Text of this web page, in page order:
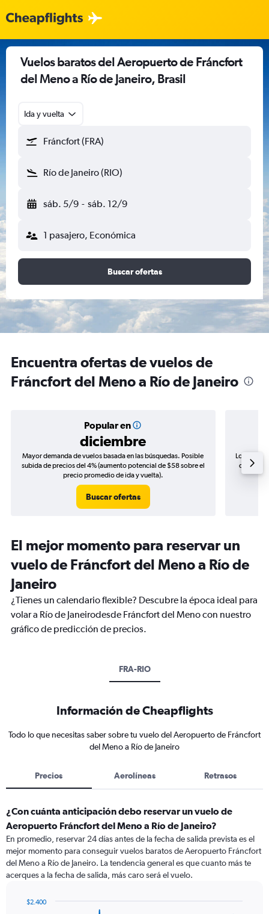
Vuelos baratos del Aeropuerto de Fráncfort
del Meno a Río de Janeiro, Brasil
Ida y vuelta
Fráncfort (FRA)
Río de Janeiro (RIO)
sáb. 5/9 - sáb. 12/9
1 pasajero, Económica
Buscar ofertas
Encuentra ofertas de vuelos de
Fráncfort del Meno a Río de Janeiro
Popular en
diciembre
Mayor demanda de vuelos basada en las búsquedas. Posible
subida de precios del 4% (aumento potencial de $58 sobre el
precio promedio de ida y vuelta).
Buscar ofertas
Los
de
El mejor momento para reservar un
vuelo de Fráncfort del Meno a Río de
Janeiro
¿Tienes un calendario flexible? Descubre la época ideal para
volar a Río de Janeirodesde Fráncfort del Meno con nuestro
gráfico de predicción de precios.
FRA-RIO
Información de Cheapflights
Todo lo que necesitas saber sobre tu vuelo del Aeropuerto de Fráncfort
del Meno a Río de Janeiro
Precios Aerolíneas Retrasos
¿Con cuánta anticipación debo reservar un vuelo de
Aeropuerto Fráncfort del Meno a Río de Janeiro?
En promedio, reservar 24 días antes de la fecha de salida prevista es el
mejor momento para conseguir vuelos baratos de Aeropuerto Fráncfort
del Meno a Río de Janeiro. La tendencia general es que cuanto más te
acerques a la fecha de salida, más caro será el vuelo.
$2.400